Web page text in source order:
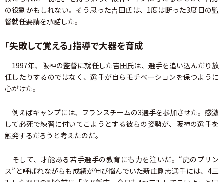
の役割かもしれない。そう思った吉田氏は、1度は断った3度目の監
督就任要請を承諾した。
「失敗して覚える」指導で大器を育成
1997年、阪神の監督に就任した吉田氏は、選手を追い込んだり放
任したりするのではなく、選手が自らモチベーションを保つように
心がけた。
例えばキャンプには、フランスチームの3選手を参加させた。感激
して必死で練習に付いてこようとする彼らの姿勢が、阪神の選手を
触発するだろうと考えたのだ。
そして、才能ある若手選手の教育にも力を注いだ。“虎のプリン
ス”と呼ばれながらも成績が伸び悩んでいた新庄剛志選手には、4三